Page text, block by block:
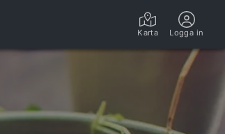
Karta Logga in
VECKA 33